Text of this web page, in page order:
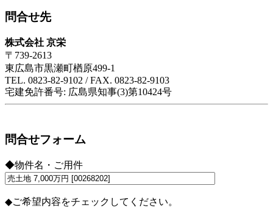
問合せ先
株式会社 京栄
〒739-2613
東広島市黒瀬町楢原499-1
TEL. 0823-82-9102 / FAX. 0823-82-9103
宅建免許番号: 広島県知事(3)第10424号
問合せフォーム
◆物件名・ご用件
◆ご希望内容をチェックしてください。